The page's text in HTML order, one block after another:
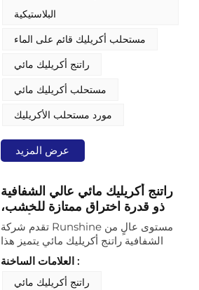
البلاستيكية
مستحلب أكريليك قائم على الماء
راتنج أكريليك مائي
مستحلب أكريليك مائي
مورد مستحلب الأكريليك
عرض المزيد
راتنج أكريليك مائي عالي الشفافية
ذو قدرة اختراق ممتازة للخشب،
مناسب لطلاء الخشب أحادي
المكون.
تقدم شركة Runshine مستوى عالٍ من
الشفافية راتنج أكريليك مائي يتميز هذا
الراتنج الأكريليكي المائي بقدرة فائقة
على اختراق حبيبات الخشب، وهو مصمم
خصيصًا لطلاءات الخشب أحادية المكون.
العلامات الساخنة :
راتنج أكريليك مائي